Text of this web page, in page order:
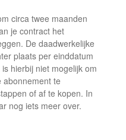
circa twee maanden
je contract het
De daadwerkelijke
plaats per einddatum
hierbij niet mogelijk om
abonnement te
of af te kopen. In
nog iets meer over.